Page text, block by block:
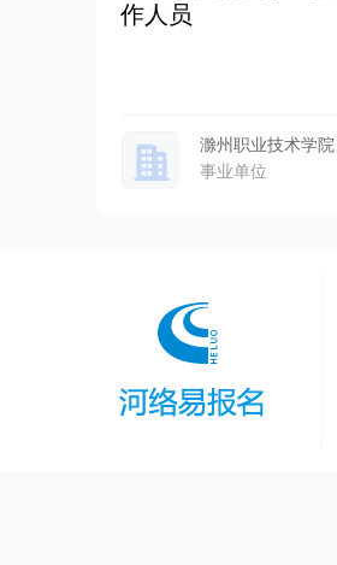
作人员
滁州职业技术学院
事业单位